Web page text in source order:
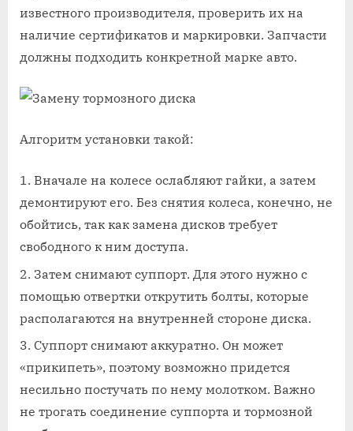
известного производителя, проверить их на
наличие сертификатов и маркировки. Запчасти
должны подходить конкретной марке авто.
Алгоритм установки такой:
Вначале на колесе ослабляют гайки, а затем
демонтируют его. Без снятия колеса, конечно, не
обойтись, так как замена дисков требует
свободного к ним доступа.
Затем снимают суппорт. Для этого нужно с
помощью отвертки открутить болты, которые
располагаются на внутренней стороне диска.
Суппорт снимают аккуратно. Он может
«прикипеть», поэтому возможно придется
несильно постучать по нему молотком. Важно
не трогать соединение суппорта и тормозной